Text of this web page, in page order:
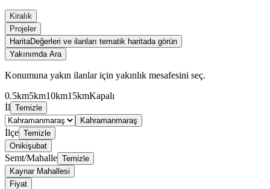
Kiralık
Projeler
HaritaDeğerleri ve ilanları tematik haritada görün
Yakınımda Ara
Konumuna yakın ilanlar için yakınlık mesafesini seç.
0.5km5km10km15kmKapalı
İl Temizle
Kahramanmaraş
İlçe Temizle
Onikişubat
Semt/Mahalle Temizle
Kaynar Mahallesi
Fiyat